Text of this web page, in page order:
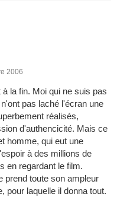
2006
la fin. Moi qui ne suis pas
pas laché l'écran une
réalisés,
d'authencicité. Mais ce
homme, qui eut une
à des millions de
en regardant le film.
prend toute son ampleur
pour laquelle il donna tout.